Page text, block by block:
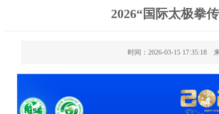
2026“国际太极拳
时间：2026-03-15 17:35:18